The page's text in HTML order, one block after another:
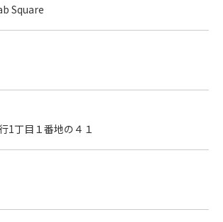
Square
1丁目１番地の４１